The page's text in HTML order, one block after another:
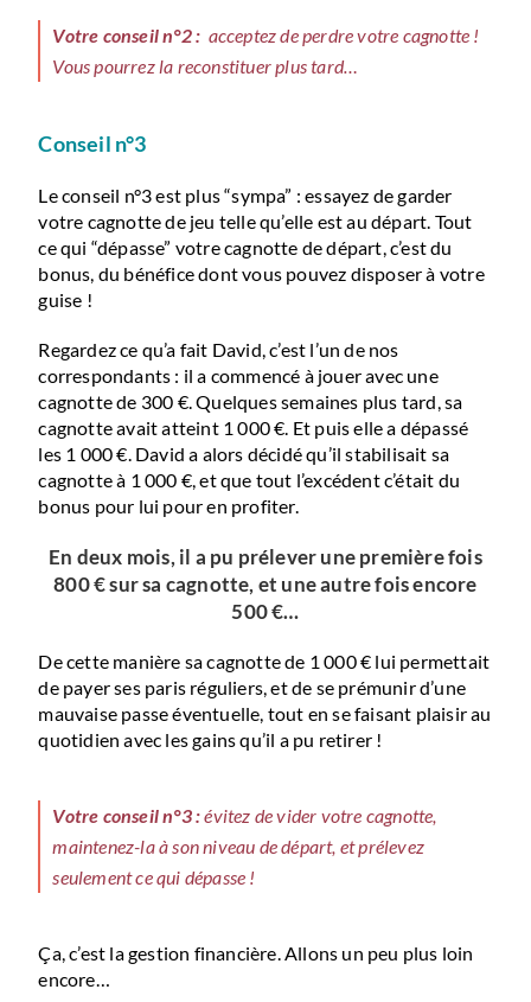
Votre conseil n°2 : acceptez de perdre votre cagnotte !
Vous pourrez la reconstituer plus tard…
Conseil n°3
Le conseil n°3 est plus “sympa” : essayez de garder
votre cagnotte de jeu telle qu’elle est au départ. Tout
ce qui “dépasse” votre cagnotte de départ, c’est du
bonus, du bénéfice dont vous pouvez disposer à votre
guise !
Regardez ce qu’a fait David, c’est l’un de nos
correspondants : il a commencé à jouer avec une
cagnotte de 300 €. Quelques semaines plus tard, sa
cagnotte avait atteint 1 000 €. Et puis elle a dépassé
les 1 000 €. David a alors décidé qu’il stabilisait sa
cagnotte à 1 000 €, et que tout l’excédent c’était du
bonus pour lui pour en profiter.
En deux mois, il a pu prélever une première fois
800 € sur sa cagnotte, et une autre fois encore
500 €…
De cette manière sa cagnotte de 1 000 € lui permettait
de payer ses paris réguliers, et de se prémunir d’une
mauvaise passe éventuelle, tout en se faisant plaisir au
quotidien avec les gains qu’il a pu retirer !
Votre conseil n°3 :évitez de vider votre cagnotte,
maintenez-la à son niveau de départ, et prélevez
seulement ce qui dépasse !
Ça, c’est la gestion financière. Allons un peu plus loin
encore…